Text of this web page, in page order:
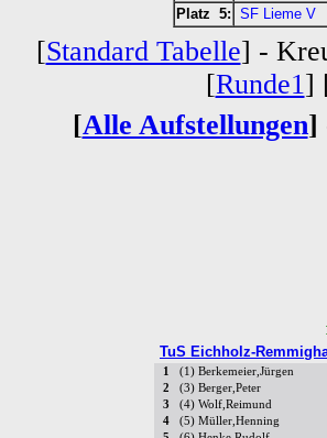
Platz 5: SF Lieme V
[Standard Tabelle] -
[Runde1]
[Alle Aufstellungen]
TuS Eichholz-
1 (1) Berkemeier,Jürgen
2
(3) Berger,Peter
3
(4) Wolf,Reimund
4
(5) Müller,Henning